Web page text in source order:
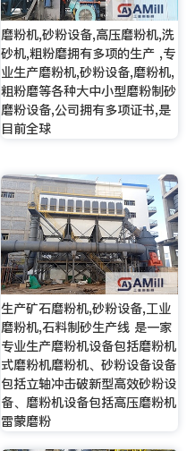
磨粉机,砂粉设备,高压磨粉机,洗
砂机,粗粉磨拥有多项的生产 ,专
业生产磨粉机,砂粉设备,磨粉机,
粗粉磨等各种大中小型磨粉制砂
磨粉设备,公司拥有多项证书,是
目前全球
生产矿石磨粉机,砂粉设备,工业
磨粉机,石料制砂生产线 是一家
专业生产磨粉机设备包括磨粉机
式磨粉机磨粉机、砂粉设备设备
包括立轴冲击破新型高效砂粉设
备、磨粉机设备包括高压磨粉机
雷蒙磨粉